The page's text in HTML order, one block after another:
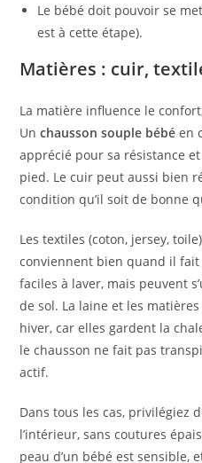
Le bébé doit pouvoir se
est à cette étape).
Matières : cuir,
La matière influence le
Unchausson souple bébé en
apprécié pour sa résistance
pied. Le cuir peut aussi bien
condition qu’il soit de bonne
Les textiles (coton, jersey,
conviennent bien quand il
faciles à laver, mais peuvent
de sol. La laine et les
hiver, car elles gardent la
le chausson ne fait pas
actif.
Dans tous les cas, privilégiez
l’intérieur, sans coutures
peau d’un bébé est